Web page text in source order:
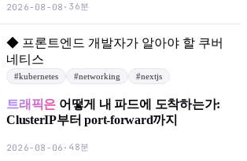
2026-08-08 · 36분
◆ 프론트엔드 개발자가 알아야 할 쿠버
네티스
#kubernetes #networking #nextjs
트래픽은 어떻게 내 파드에 도착하는가:
ClusterIP부터 port-forward까지
2026-08-06 · 48분